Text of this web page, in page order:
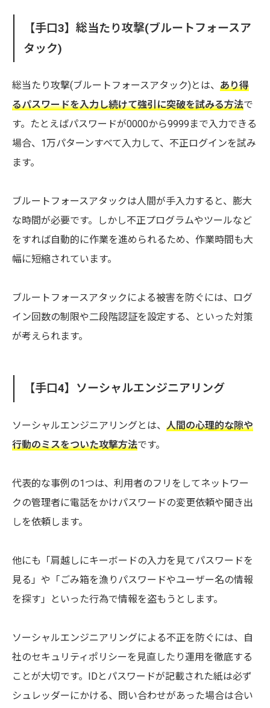
【手口3】総当たり攻撃(ブルートフォースア
タック)
総当たり攻撃(ブルートフォースアタック)とは、 あり得
るパスワードを入力し続けて強引に突破を試みる方法で
す。たとえばパスワードが0000から9999まで入力できる
場合、1万パターンすべて入力して、不正ログインを試み
ます。
ブルートフォースアタックは人間が手入力すると、膨大
な時間が必要です。しかし不正プログラムやツールなど
をすれば自動的に作業を進められるため、作業時間も大
幅に短縮されています。
ブルートフォースアタックによる被害を防ぐには、ログ
イン回数の制限や二段階認証を設定する、といった対策
が考えられます。
【手口4】ソーシャルエンジニアリング
ソーシャルエンジニアリングとは、 人間の心理的な隙や
行動のミスをついた攻撃方法です。
代表的な事例の1つは、利用者のフリをしてネットワー
クの管理者に電話をかけパスワードの変更依頼や聞き出
しを依頼します。
他にも「肩越しにキーボードの入力を見てパスワードを
見る」や「ごみ箱を漁りパスワードやユーザー名の情報
を探す」といった行為で情報を盗もうとします。
ソーシャルエンジニアリングによる不正を防ぐには、自
社のセキュリティポリシーを見直したり運用を徹底する
ことが大切です。IDとパスワードが記載された紙は必ず
シュレッダーにかける、問い合わせがあった場合は合い